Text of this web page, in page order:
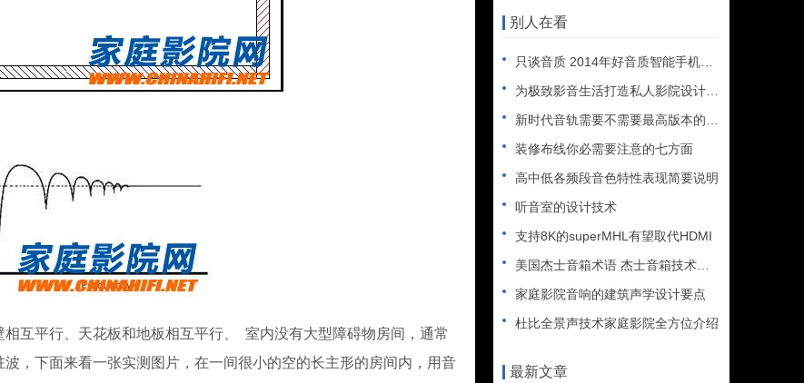
互平行、天花板和地板相互平行、 室内没有大型障碍物房间，通常
，下面来看一张实测图片，在一间很小的空的长主形的房间内，用音
别人在看
只谈音质 2014年好音质智能手机大盘点
为极致影音生活打造私人影院设计享受
新时代音轨需要不需要最高版本的HDMI
装修布线你必需要注意的七方面
高中低各频段音色特性表现简要说明
听音室的设计技术
支持8K的superMHL有望取代HDMI
美国杰士音箱术语 杰士音箱技术名词解释
家庭影院音响的建筑声学设计要点
杜比全景声技术家庭影院全方位介绍
最新文章